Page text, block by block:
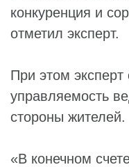
конкуренция и
отметил эксперт.
При этом
управляемость
стороны жителей.
«В конечном